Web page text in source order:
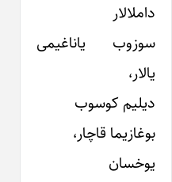
داملالار
سوزوب یاناغیمی
یالار،
دیلیم کوسوب
بوغازیما قاچار،
یوخسان